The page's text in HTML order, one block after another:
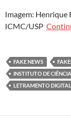
Imagem: Henrique
ICMC/USP
FAKE NEWS
INSTITUTO DE
LETRAMENTO